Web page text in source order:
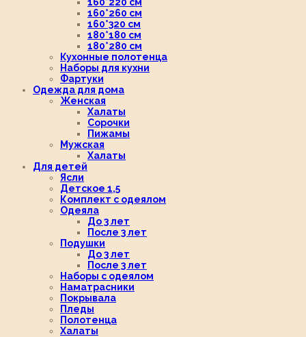
160*260 см
160*320 см
180*180 см
180*280 см
Кухонные полотенца
Наборы для кухни
Фартуки
Одежда для дома
Женская
Халаты
Сорочки
Пижамы
Мужская
Халаты
Для детей
Ясли
Детское 1,5
Комплект с одеялом
Одеяла
До 3 лет
После 3 лет
Подушки
До 3 лет
После 3 лет
Наборы с одеялом
Наматрасники
Покрывала
Пледы
Полотенца
Халаты